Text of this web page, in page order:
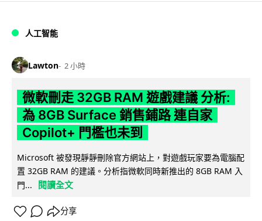
人工智能
Lawton 2 小時
微軟刪走 32GB RAM 遊戲建議 分析:
為 8GB Surface 銷售鋪路 連自家
Copilot+ 門檻也未到
Microsoft 被發現靜靜刪除官方網站上，對遊戲玩家要為電腦配
置 32GB RAM 的建議。分析指微軟同時新推出的 8GB RAM 入
門...
閱讀全文
分享